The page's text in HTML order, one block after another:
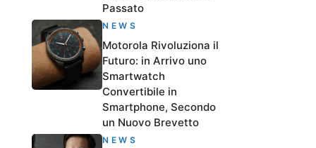
Passato
NEWS
Motorola Rivoluziona il
Futuro: in Arrivo uno
Smartwatch
Convertibile in
Smartphone, Secondo
un Nuovo Brevetto
NEWS